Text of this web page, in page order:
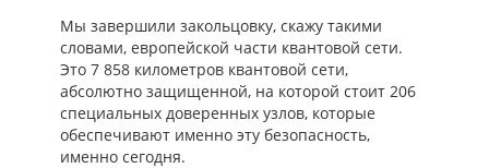
Мы завершили закольцовку, скажу такими
словами, европейской части квантовой сети.
Это 7 858 километров квантовой сети,
абсолютно защищенной, на которой стоит 206
специальных доверенных узлов, которые
обеспечивают именно эту безопасность,
именно сегодня.